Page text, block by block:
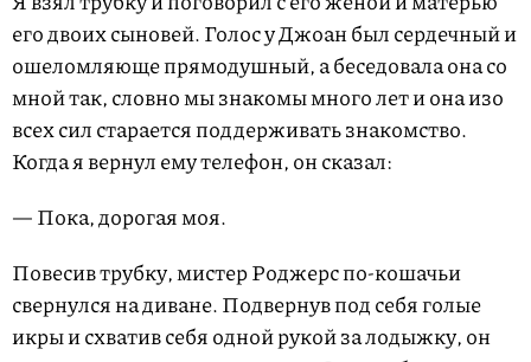
его двоих сыновей. Голос у Джоан был сердечный и
ошеломляюще прямодушный, а беседовала она со
мной так, словно мы знакомы много лет и она изо
всех сил старается поддерживать знакомство.
Когда я вернул ему телефон, он сказал:
— Пока, дорогая моя.
Повесив трубку, мистер Роджерс по-кошачьи
свернулся на диване. Подвернув под себя голые
икры и схватив себя одной рукой за лодыжку, он